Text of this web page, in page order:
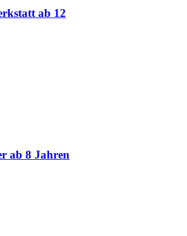
ab 12
ab 8 Jahren